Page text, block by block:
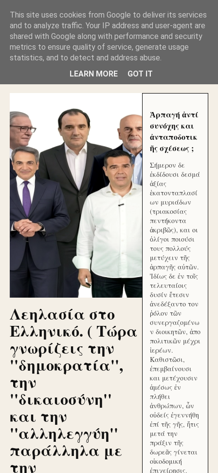
ΑΥΤΟΧΘΟΝΕΣ ΜΟΥ ΕΚΛΕΙΣΑΝ ΤΑ ΣΟΣΙΑΛ ΚΑΙ
ΦΙΜΩΣΑΝ ΤΟ SITE. ΟΙ ΧΙΛΙΑΔΕΣ ΜΙΚΡΟΕΠΕΝΔΥΤΕΣ
ΕΠΕΝΔΥΣΑΤΕ ΓΙΑ ΛΕΗΛΑΣΙΑ ΚΑΙ ΕΓΚΛΗΜΑ ?
ΓΛΥΦΑΔΑ WEB |ΟΙ ΜΕΓΑΛΟΙ ΚΛΕΠΤΑΙ ΑΠΟ ΤΟ
ΜΙΚΡΟΝ ΑΠΑΓΟΥΣΙ
Λεηλασία στο
Ελληνικό. ( Τώρα
γνωρίζεις την
''δημοκρατία'',
την
''δικαιοσύνη''
και την
''αλληλεγγύη''
παράλληλα με
την
Ἁρπαγή ἀντί
συνόχης και
ἀνταποδοτικ
ῆς σχέσεως ;
Σήμερον δε
ἐκδίδουσι δεσμά
ἀξίας
ἑκατονταπλασί
ων μυριάδων
(τριακοσίας
πεντήκοντα
ἀκριβῶς), και οι
ὀλίγοι ποιούσι
τους πολλούς
μετύχειν τῆς
ἁρπαγῆς αὐτῶν.
Ἰδίως δε ἐν τοῖς
τελευταίοις
δυσίν ἔτεσιν
ἀνεδέξαντο τον
ῥόλον τῶν
συνεργαζομένω
ν διοικητῶν, ἀπο
πολιτικῶν μέχρι
ἱερέων.
Καθιστῶσι,
ἐπεμβαίνουσι
και μετέχουσιν
ἀμέσως ἐν
πλήθει
ἀνθρώπων, ὧν
οὐδείς ἐγεννήθη
ἐπί τῆς γῆς, ἥτις
μετά την
πράξιν τῆς
δωρεᾶς γίνεται
οἰκοδομική
ἐπιχείρησις.
This site uses cookies from Google to deliver its services
and to analyze traffic. Your IP address and user-agent are
shared with Google along with performance and security
metrics to ensure quality of service, generate usage
statistics, and to detect and address abuse.
LEARN MORE
GOT IT